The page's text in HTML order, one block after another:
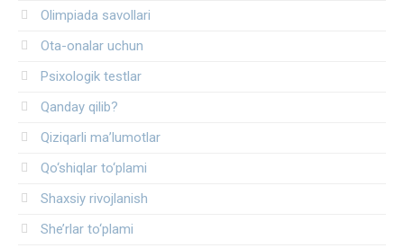
Olimpiada savollari
Ota-onalar uchun
Psixologik testlar
Qanday qilib?
Qiziqarli ma’lumotlar
Qo‘shiqlar to‘plami
Shaxsiy rivojlanish
She’rlar to‘plami